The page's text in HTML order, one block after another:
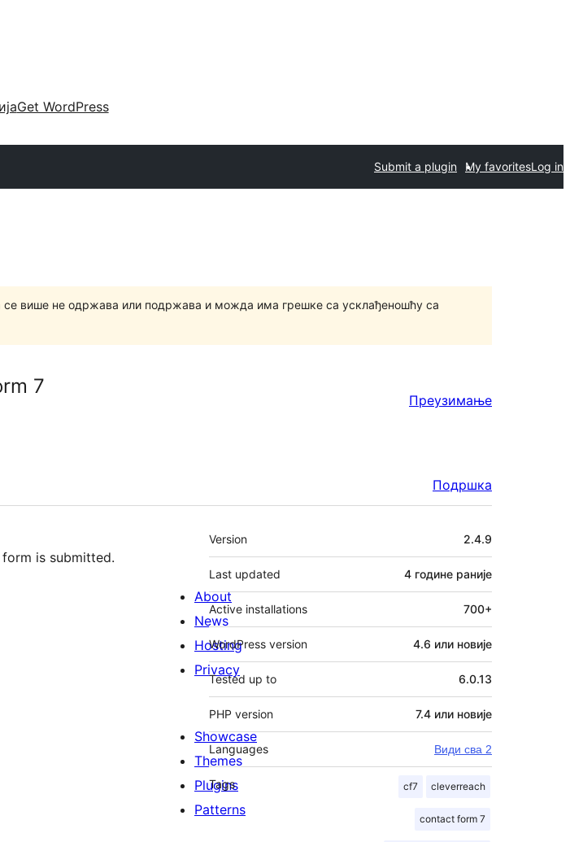
Get WordPress
Submit a plugin My favoritesLog in
више не одржава или подржава и можда има грешке са усклађеношћу са
7
Преузимање
Подршка
is submitted.
Мета
Version 2.4.9
Last updated 4 године раније
Active installations 700+
WordPress version 4.6 или новије
Tested up to 6.0.13
PHP version 7.4 или новије
Languages Види сва 2
Tags cf7 cleverreach
contact form 7
About
News
Hosting
Privacy
Showcase
Themes
Plugins
Patterns